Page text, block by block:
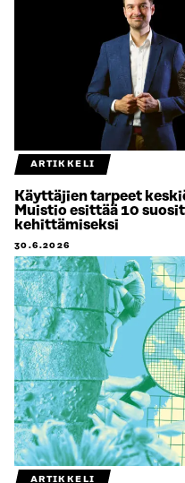
ARTIKKELI
Käyttäjien tarpeet
Muistio esittää 10
kehittämiseksi
30.6.2026
ARTIKKELI